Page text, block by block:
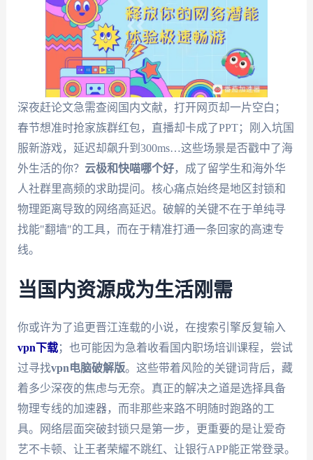
深夜赶论文急需查阅国内文献，打开网页却一片空白；
春节想准时抢家族群红包，直播却卡成了PPT；刚入坑国
服新游戏，延迟却飙升到300ms…这些场景是否戳中了海
外生活的你？ 云极和快喵哪个好，成了留学生和海外华
人社群里高频的求助提问。核心痛点始终是地区封锁和
物理距离导致的网络高延迟。破解的关键不在于单纯寻
找能"翻墙"的工具，而在于精准打通一条回家的高速专
线。
当国内资源成为生活刚需
你或许为了追更晋江连载的小说，在搜索引擎反复输入
vpn下载；也可能因为急着收看国内职场培训课程，尝试
过寻找vpn电脑破解版。这些带着风险的关键词背后，藏
着多少深夜的焦虑与无奈。真正的解决之道是选择具备
物理专线的加速器，而非那些来路不明随时跑路的工
具。网络层面突破封锁只是第一步，更重要的是让爱奇
艺不卡顿、让王者荣耀不跳红、让银行APP能正常登录。